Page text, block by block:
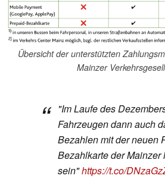
Übersicht der unterstützten
Mainzer
"Im Laufe des
Fahrzeugen dann auch
Bezahlen mit der neuen
Bezahlkarte der
sein"https://t.co/